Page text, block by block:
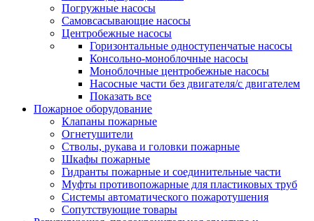
Погружные насосы
Самовсасывающие насосы
Центробежные насосы
Горизонтальные одноступенчатые насосы
Консольно-моноблочные насосы
Моноблочные центробежные насосы
Насосные части без двигателя/с двигателем
Показать все
Пожарное оборудование
Клапаны пожарные
Огнетушители
Стволы, рукава и головки пожарные
Шкафы пожарные
Гидранты пожарные и соединительные части
Муфты противопожарные для пластиковых труб
Системы автоматического пожаротушения
Сопутствующие товары